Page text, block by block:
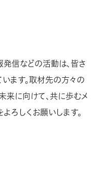
信などの活動は、皆さ
ます。取材先の方々の
来に向けて、共に歩むメ
ろしくお願いします。